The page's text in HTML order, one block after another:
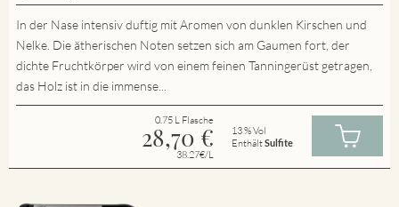
In der Nase intensiv duftig mit Aromen von dunklen Kirschen und
Nelke. Die ätherischen Noten setzen sich am Gaumen fort, der
dichte Fruchtkörper wird von einem feinen Tanningerüst getragen,
das Holz ist in die immense...
0.75 L Flasche
28,70 €
38.27€/L
13 % Vol
EnthältSulfite